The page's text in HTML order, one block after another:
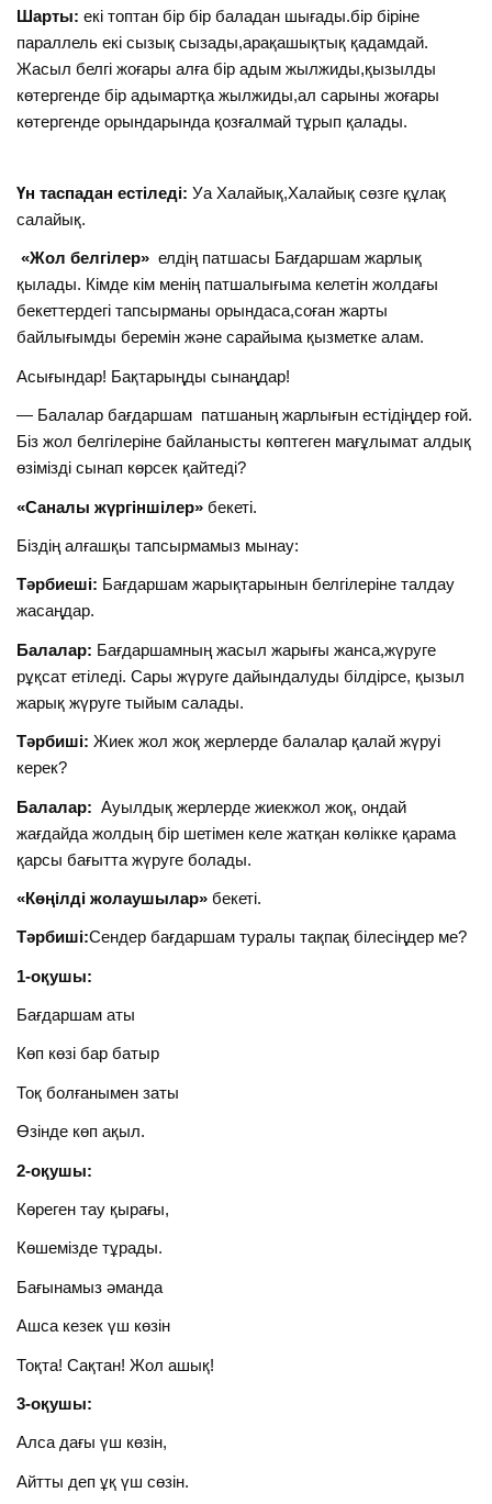
Шарты: екі топтан бір бір баладан шығады.бір біріне
параллель екі сызық сызады,арақашықтық қадамдай.
Жасыл белгі жоғары алға бір адым жылжиды,қызылды
көтергенде бір адымартқа жылжиды,ал сарыны жоғары
көтергенде орындарында қозғалмай тұрып қалады.
Үн таспадан естіледі: Уа Халайық,Халайық сөзге құлақ
салайық.
«Жол белгілер» елдің патшасы Бағдаршам жарлық
қылады. Кімде кім менің патшалығыма келетін жолдағы
бекеттердегі тапсырманы орындаса,соған жарты
байлығымды беремін және сарайыма қызметке алам.
Асығындар! Бақтарыңды сынаңдар!
— Балалар бағдаршам патшаның жарлығын естідіңдер ғой.
Біз жол белгілеріне байланысты көптеген мағұлымат алдық
өзімізді сынап көрсек қайтеді?
«Саналы жүргіншілер» бекеті.
Біздің алғашқы тапсырмамыз мынау:
Тәрбиеші: Бағдаршам жарықтарынын белгілеріне талдау
жасаңдар.
Балалар: Бағдаршамның жасыл жарығы жанса,жүруге
рұқсат етіледі. Сары жүруге дайындалуды білдірсе, қызыл
жарық жүруге тыйым салады.
Тәрбиші: Жиек жол жоқ жерлерде балалар қалай жүруі
керек?
Балалар: Ауылдық жерлерде жиекжол жоқ, ондай
жағдайда жолдың бір шетімен келе жатқан көлікке қарама
қарсы бағытта жүруге болады.
«Көңілді жолаушылар» бекеті.
Тәрбиші:Сендер бағдаршам туралы тақпақ білесіңдер ме?
1-оқушы:
Бағдаршам аты
Көп көзі бар батыр
Тоқ болғанымен заты
Өзінде көп ақыл.
2-оқушы:
Көреген тау қырағы,
Көшемізде тұрады.
Бағынамыз әманда
Ашса кезек үш көзін
Тоқта! Сақтан! Жол ашық!
3-оқушы:
Алса дағы үш көзін,
Айтты деп ұқ үш сөзін.